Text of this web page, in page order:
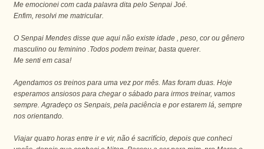
Me emocionei com cada palavra dita pelo Senpai Joé.
Enfim, resolvi me matricular.
O Senpai Mendes disse que aqui não existe idade , peso, cor ou gênero
masculino ou feminino .Todos podem treinar, basta querer.
Me senti em casa!
Agendamos os treinos para uma vez por mês. Mas foram duas. Hoje
esperamos ansiosos para chegar o sábado para irmos treinar, vamos
sempre. Agradeço os Senpais, pela paciência e por estarem lá, sempre
nos orientando.
Viajar quatro horas entre ir e vir, não é sacrifício, depois que conheci